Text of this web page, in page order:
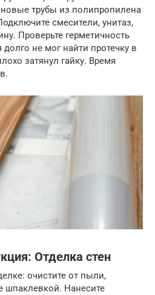
новые трубы из полипропилена
смесители, унитаз,
Проверьте герметичность
не мог найти протечку в
затянул гайку. Время
Отделка стен
очистите от пыли,
шпаклевкой. Нанесите